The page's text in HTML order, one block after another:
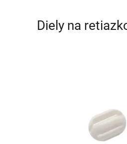
Diely na